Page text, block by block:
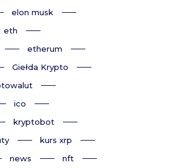
elon musk
eth
etherum
Giełda Krypto
ico
kryptobot
kurs xrp
news
nft